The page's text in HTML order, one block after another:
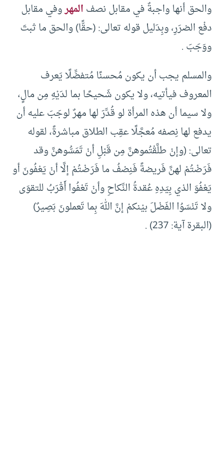
والحق أنها واجبةٌ في مقابل نصفالمهروفي مقابل
دفْع الضرَرِ، وبِدَليل قوله تعالى: (حقًّا) والحق ما ثبتَ
ووَجَبَ .
والمسلم يجب أن يكون مُحسنًا مُتفضِّلًا يَعرف
المعروف فيأتيه، ولا يكون شَحيحًا بما لدَيْهِ مِن مالٍ،
ولا سيما أن هذه المرأة لو قُدِّرَ لها مهرٌ لوجَبَ عليه أن
يدفع لها نِصفه مُعجَّلًا عقِب الطلاق مباشرةً، لقوله
تعالى: (وإنْ طلَّقْتُموهنَّ مِن قَبْلِ أنْ تَمَسُّوهنَّ وقد
فَرَضْتُمْ لهنَّ فَريضةً فَنِصْفُ ما فَرَضْتُمْ إلَّا أنْ يَعْفُونَ أو
يَعْفُوَ الذي بِيَدِهِ عُقدةُ النِّكاحِ وأنْ تَعْفُوا أَقْرَبُ للتقوَى
ولا تَنْسَوُا الفَضْلَ بيْنكمْ إنَّ اللهَ بِما تَعملونَ بَصِيرٌ)
(البقرة آية: 237) .